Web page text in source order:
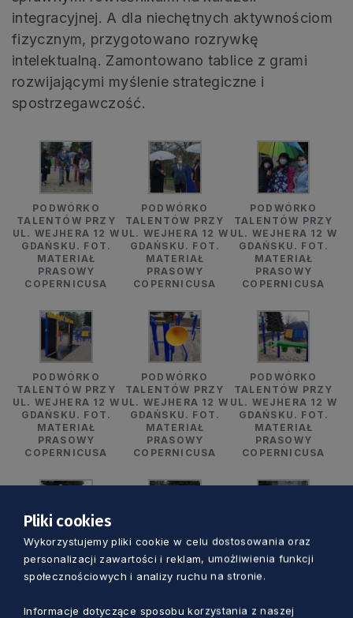
integracyjnej. A dla niechętnych aktywnościom
fizycznym, przygotowano rozrywkę
intelektualną. Zamontowano tablice z grami
rozwijającymi myślenie strategiczne i
spostrzegawczość.
PODWÓRKO
TALENTÓW PRZY
UL. WEJHERA 12 W
GDAŃSKU. FOT.
MATERIAŁ
PRASOWY
COPERNICUSA
PODWÓRKO
TALENTÓW PRZY
UL. WEJHERA 12 W
GDAŃSKU. FOT.
MATERIAŁ
PRASOWY
COPERNICUSA
PODWÓRKO
TALENTÓW PRZY
UL. WEJHERA 12 W
GDAŃSKU. FOT.
MATERIAŁ
PRASOWY
COPERNICUSA
PODWÓRKO
TALENTÓW PRZY
UL. WEJHERA 12 W
GDAŃSKU. FOT.
MATERIAŁ
PRASOWY
COPERNICUSA
PODWÓRKO
TALENTÓW PRZY
UL. WEJHERA 12 W
GDAŃSKU. FOT.
MATERIAŁ
PRASOWY
COPERNICUSA
PODWÓRKO
TALENTÓW PRZY
UL. WEJHERA 12 W
GDAŃSKU. FOT.
MATERIAŁ
PRASOWY
COPERNICUSA
PODWÓRKO
TALENTÓW PRZY
UL. WEJHERA 12 W
GDAŃSKU. FOT.
PRASOWY
PODWÓRKO
TALENTÓW PRZY
UL. WEJHERA 12 W
GDAŃSKU. FOT.
PRASOWY
PODWÓRKO
TALENTÓW PRZY
UL. WEJHERA 12 W
GDAŃSKU. FOT.
PRASOWY
Pliki cookies
Wykorzystujemy pliki cookie w celu dostosowania oraz
personalizacji zawartości i reklam, umożliwienia funkcji
społecznościowych i analizy ruchu na stronie.
Informacje dotyczące sposobu korzystania z naszej